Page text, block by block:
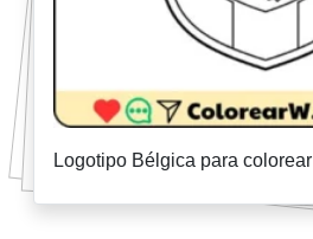
Logotipo Bélgica para colorear